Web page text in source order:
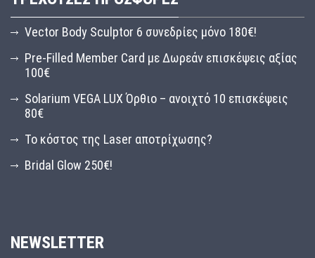
Vector Body Sculptor 6 συνεδρίες μόνο 180€!
Pre-Filled Member Card με Δωρεάν επισκέψεις αξίας
100€
Solarium VEGA LUX Όρθιο – ανοιχτό 10 επισκέψεις
80€
Το κόστος της Laser αποτρίχωσης?
Bridal Glow 250€!
NEWSLETTER